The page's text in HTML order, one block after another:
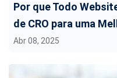
Por que Todo
de CRO para uma
Abr 08, 2025